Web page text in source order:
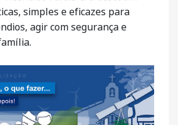
simples e eficazes para
agir com segurança e